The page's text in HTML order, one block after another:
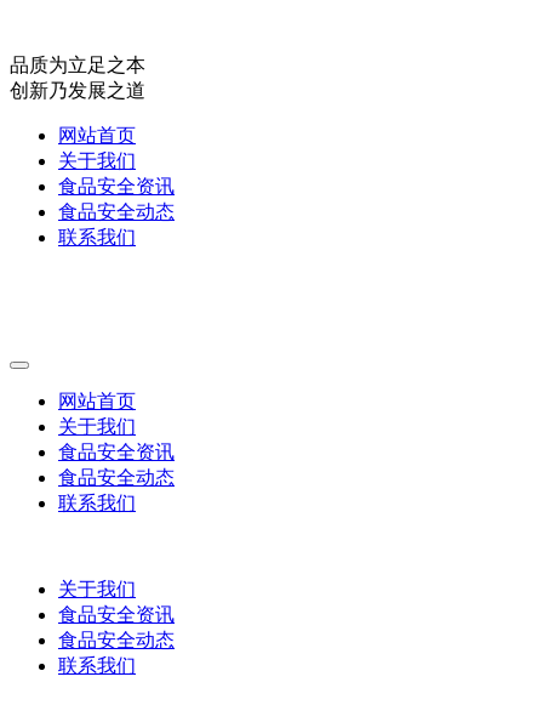
品质为立足之本
创新乃发展之道
网站首页
关于我们
食品安全资讯
食品安全动态
联系我们
网站首页
关于我们
食品安全资讯
食品安全动态
联系我们
关于我们
食品安全资讯
食品安全动态
联系我们